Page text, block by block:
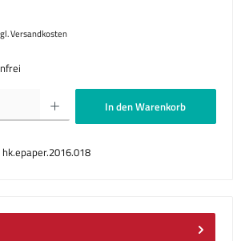
Versandkosten
den gewünschten Wert ein oder benutze die Schaltflächen um
In den Warenkorb
hk.epaper.2016.018